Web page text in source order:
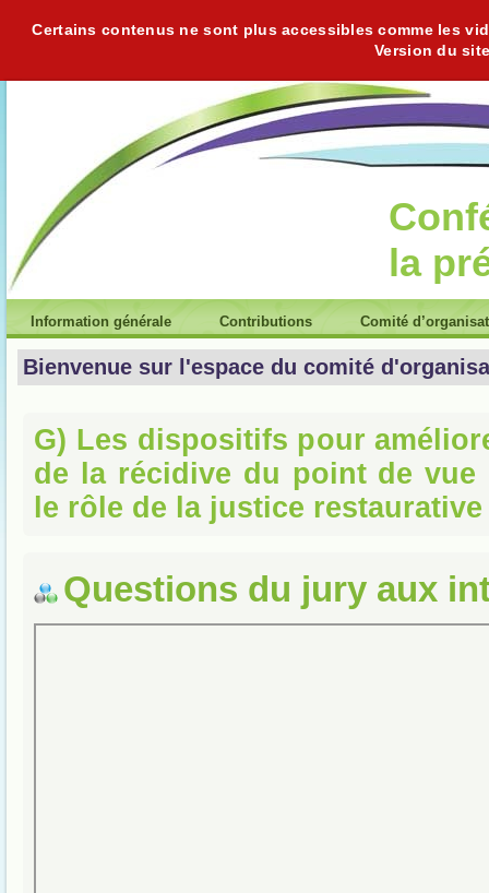
Certains contenus ne sont plus accessibles comme les
Version du
la
Information générale Contributions Comité
Bienvenue sur l'espace du comité
G) Les dispositifs pour
de la récidive du point de vue
le rôle de la justice restaurative
Questions du jury aux